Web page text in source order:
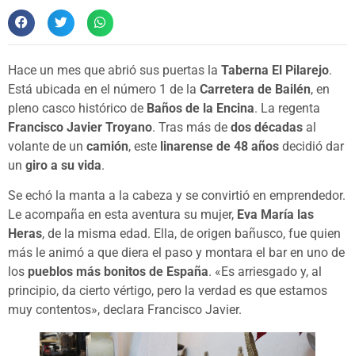
Hace un mes que abrió sus puertas la Taberna El Pilarejo.
Está ubicada en el número 1 de la Carretera de Bailén, en
pleno casco histórico de Baños de la Encina. La regenta
Francisco Javier Troyano. Tras más de dos décadas al
volante de un camión, este linarense de 48 años decidió dar
un giro a su vida.
Se echó la manta a la cabeza y se convirtió en emprendedor.
Le acompaña en esta aventura su mujer, Eva María las
Heras, de la misma edad. Ella, de origen bañusco, fue quien
más le animó a que diera el paso y montara el bar en uno de
los pueblos más bonitos de España. «Es arriesgado y, al
principio, da cierto vértigo, pero la verdad es que estamos
muy contentos», declara Francisco Javier.